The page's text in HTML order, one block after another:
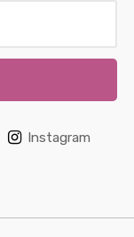
Instagram